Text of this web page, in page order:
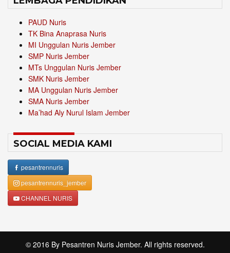
PAUD Nuris
TK Bina Anaprasa Nuris
MI Unggulan Nuris Jember
SMP Nuris Jember
MTs Unggulan Nuris Jember
SMK Nuris Jember
MA Unggulan Nuris Jember
SMA Nuris Jember
Ma’had Aly Nurul Islam Jember
SOCIAL MEDIA KAMI
pesantrennuris
pesantrennuris_jember
CHANNEL NURIS
© 2016 By Pesantren Nuris Jember. All rights reserved.